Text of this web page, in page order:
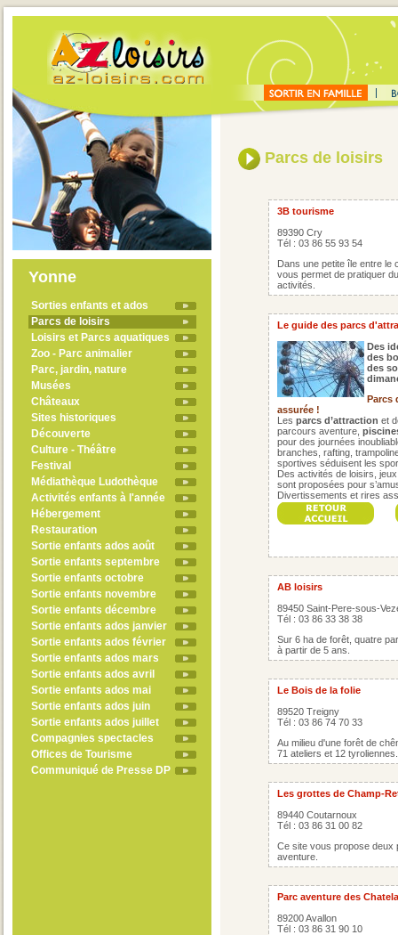
Yonne
Sorties enfants et ados
Parcs de loisirs
Loisirs et Parcs aquatiques
Zoo - Parc animalier
Parc, jardin, nature
Musées
Châteaux
Sites historiques
Découverte
Culture - Théâtre
Festival
Médiathèque Ludothèque
Activités enfants à l'année
Hébergement
Restauration
Sortie enfants ados août
Sortie enfants septembre
Sortie enfants octobre
Sortie enfants novembre
Sortie enfants décembre
Sortie enfants ados janvier
Sortie enfants ados février
Sortie enfants ados mars
Sortie enfants ados avril
Sortie enfants ados mai
Sortie enfants ados juin
Sortie enfants ados juillet
Compagnies spectacles
Offices de Tourisme
Communiqué de Presse DP
Parcs de loisirs
3B tourisme
89390 Cry
Tél : 03 86 55 93 54
Dans une petite île entre le
vous permet de pratiquer
activités.
Le guide des parcs
Des
des
des
Parcs
assurée !
Les parcs d’attraction et
parcours aventure,
pour des journées
branches, rafting,
sportives séduisent les
Des activités de loisirs,
sont proposées pour
Divertissements et rires
AB loisirs
89450 Saint-Pere-sous-
Tél : 03 86 33 38 38
Sur 6 ha de forêt, quatre
à partir de 5 ans.
Le Bois de la folie
89520 Treigny
Tél : 03 86 74 70 33
Au milieu d'une forêt de
71 ateliers et 12 tyroliennes.
Les grottes de Champ-
89440 Coutarnoux
Tél : 03 86 31 00 82
Ce site vous propose deux
aventure.
Parc aventure des
89200 Avallon
Tél : 03 86 31 90 10